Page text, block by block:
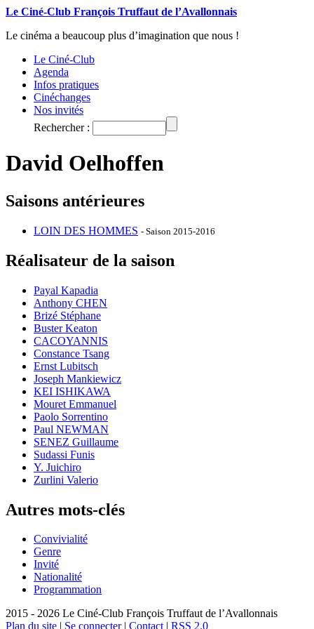
Le Ciné-Club François Truffaut de l’Avallonnais
Le cinéma a beaucoup plus d’imagination que nous !
Le Ciné-Club
Agenda
Infos pratiques
Cinéchanges
Nos invités
Rechercher :
David Oelhoffen
Saisons antérieures
LOIN DES HOMMES - Saison 2015-2016
Réalisateur de la saison
Payal Kapadia
Anthony CHEN
Brizé Stéphane
Buster Keaton
CACOYANNIS
Constance Tsang
Ernst Lubitsch
Joseph Mankiewicz
KEI ISHIKAWA
Mouret Emmanuel
Paolo Sorrentino
Paul NEWMAN
SENEZ Guillaume
Sudassi Funis
Y. Juichiro
Zurlini Valerio
Autres mots-clés
Convivialité
Genre
Invité
Nationalité
Programmation
2015 - 2026 Le Ciné-Club François Truffaut de l’Avallonnais
Plan du site | Se connecter| Contact | RSS 2.0